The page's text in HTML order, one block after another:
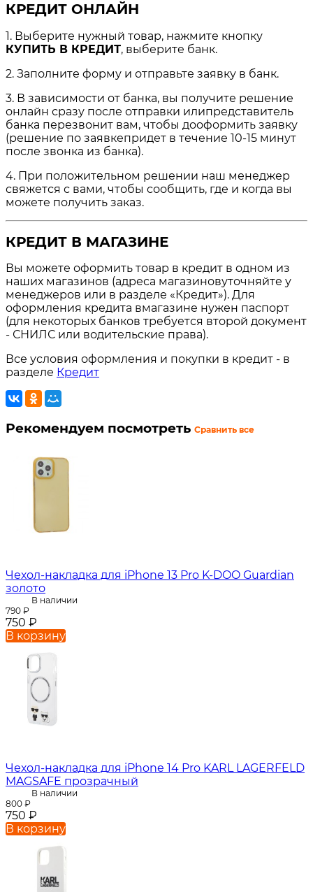
КРЕДИТ ОНЛАЙН
1. Выберите нужный товар, нажмите кнопку
КУПИТЬ В КРЕДИТ, выберите банк.
2. Заполните форму и отправьте заявку в банк.
3. В зависимости от банка, вы получите решение
онлайн сразу после отправки илипредставитель
банка перезвонит вам, чтобы дооформить заявку
(решение по заявкепридет в течение 10-15 минут
после звонка из банка).
4. При положительном решении наш менеджер
свяжется с вами, чтобы сообщить, где и когда вы
можете получить заказ.
КРЕДИТ В МАГАЗИНЕ
Вы можете оформить товар в кредит в одном из
наших магазинов (адреса магазиновуточняйте у
менеджеров или в разделе «Кредит»). Для
оформления кредита вмагазине нужен паспорт
(для некоторых банков требуется второй документ
- СНИЛС или водительские права).
Все условия оформления и покупки в кредит - в
разделе Кредит
Рекомендуем посмотреть Сравнить все
Чехол-накладка для iPhone 13 Pro K-DOO Guardian
золото
В наличии
790 ₽
750 ₽
В корзину
Чехол-накладка для iPhone 14 Pro KARL LAGERFELD
MAGSAFE прозрачный
В наличии
800 ₽
750 ₽
В корзину